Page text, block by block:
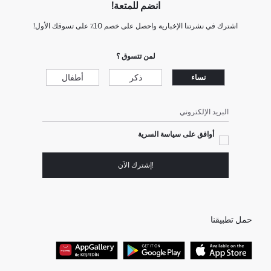
انضم للمتعة!
اشترك في نشرتنا الإخبارية واحصل على خصم 10٪ على تسوقك الأول!
لمن تتسوق ؟
نساء ذكر أطفال
البريد الإلكتروني
أوافق على سياسة السرية
!إشترك الآن
حمل تطبيقنا